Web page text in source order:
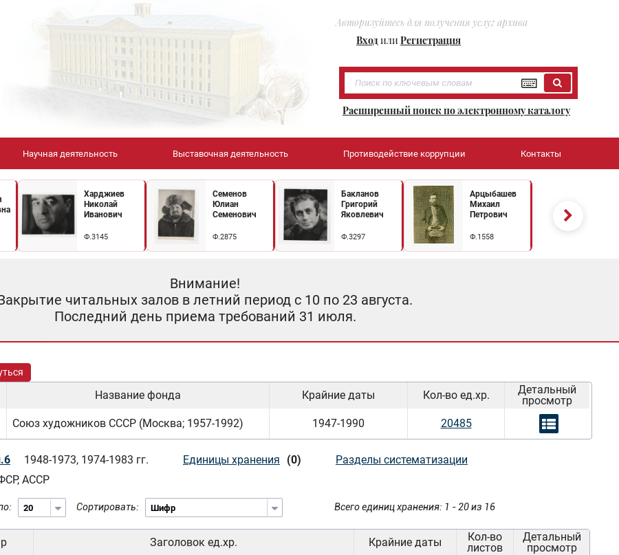
Авторизуйтесь для получения услуг архива
ВходилиРегистрация
Расширенный поиск по электронному каталогу
Научная деятельность Выставочная деятельность Противодействие коррупции Контакты
Харджиев
Николай
Иванович
Ф.3145
Семенов
Юлиан
Семенович
Ф.2875
Бакланов
Григорий
Яковлевич
Ф.3297
Арцыбашев
Михаил
Петрович
Ф.1558
Внимание!
читальных залов в летний период с 10 по 23 августа.
Последний день приема требований 31 июля.
Название фонда Крайние даты Кол-во ед.хр.
Детальный
просмотр
Союз художников СССР (Москва; 1957-1992) 1947-1990 20485
1948-1973, 1974-1983 гг. Единицы хранения (0)
Разделы систематизации
АССР
Сортировать: Всего единиц хранения: 1 - 20 из 16
Заголовок ед.хр. Крайние даты
Кол-во
листов
Детальный
просмотр